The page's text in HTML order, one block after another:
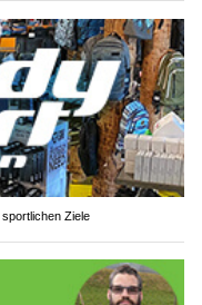
Ziele